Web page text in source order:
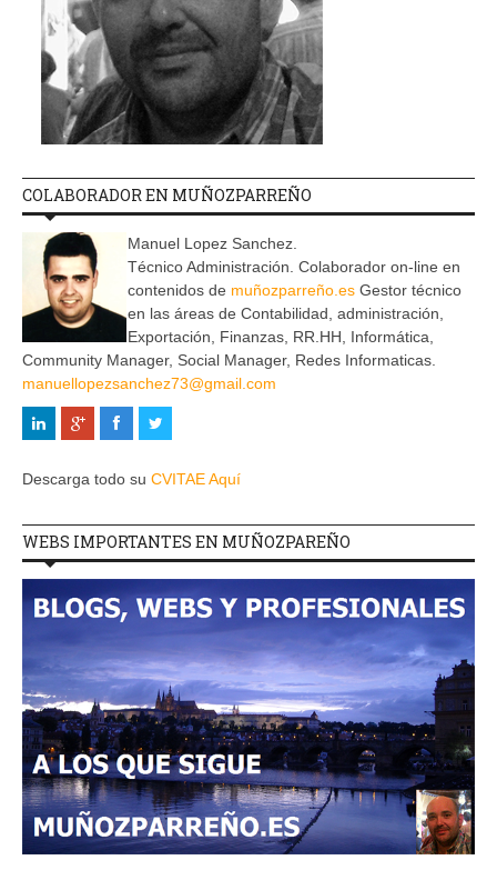
COLABORADOR EN MUÑOZPARREÑO
Manuel Lopez Sanchez.
Técnico Administración. Colaborador on-line en
contenidos de muñozparreño.es Gestor técnico
en las áreas de Contabilidad, administración,
Exportación, Finanzas, RR.HH, Informática,
Community Manager, Social Manager, Redes Informaticas.
manuellopezsanchez73@gmail.com
Descarga todo su CVITAE Aquí
WEBS IMPORTANTES EN MUÑOZPAREÑO